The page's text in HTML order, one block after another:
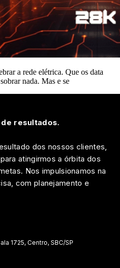
a rede elétrica. Que os data
nada. Mas e se
resultados.
dos nossos clientes,
atingirmos a órbita dos
Nos impulsionamos na
com planejamento e
1725, Centro, SBC/SP